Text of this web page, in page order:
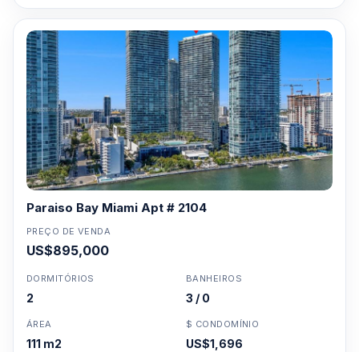
Paraiso Bay Miami Apt # 2104
PREÇO DE VENDA
US$895,000
DORMITÓRIOS
2
BANHEIROS
3 / 0
ÁREA
111 m2
$ CONDOMÍNIO
US$1,696